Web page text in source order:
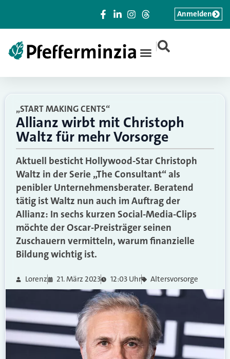
|
Anmelden
„START MAKING CENTS“
Allianz wirbt mit Christoph
Waltz für mehr Vorsorge
Aktuell besticht Hollywood-Star Christoph
Waltz in der Serie „The Consultant“ als
penibler Unternehmensberater. Beratend
tätig ist Waltz nun auch im Auftrag der
Allianz: In sechs kurzen Social-Media-Clips
möchte der Oscar-Preisträger seinen
Zuschauern vermitteln, warum finanzielle
Bildung wichtig ist.
Lorenz 21. März 2023 12:03 Uhr Altersvorsorge